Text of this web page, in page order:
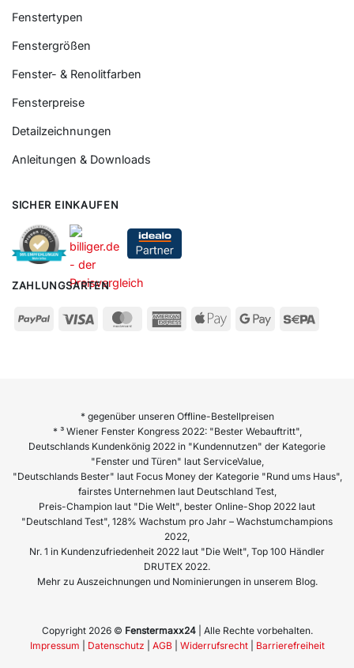
Fenstertypen
Fenstergrößen
Fenster- & Renolitfarben
Fensterpreise
Detailzeichnungen
Anleitungen & Downloads
SICHER EINKAUFEN
ZAHLUNGSARTEN
* gegenüber unseren Offline-Bestellpreisen
* ³ Wiener Fenster Kongress 2022: "Bester Webauftritt",
Deutschlands Kundenkönig 2022 in "Kundennutzen" der Kategorie
"Fenster und Türen" laut ServiceValue,
"Deutschlands Bester" laut Focus Money der Kategorie "Rund ums Haus",
fairstes Unternehmen laut Deutschland Test,
Preis-Champion laut "Die Welt", bester Online-Shop 2022 laut
"Deutschland Test", 128% Wachstum pro Jahr – Wachstumchampions
2022,
Nr. 1 in Kundenzufriedenheit 2022 laut "Die Welt", Top 100 Händler
DRUTEX 2022.
Mehr zu Auszeichnungen und Nominierungen in unserem Blog.
Copyright 2026 © Fenstermaxx24| Alle Rechte vorbehalten.
Impressum
Datenschutz AGB| Widerrufsrecht| Barrierefreiheit